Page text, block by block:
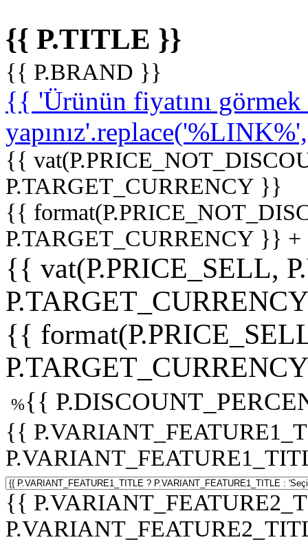
{{ P.TITLE }}
{{ P.BRAND }}
{{ 'Ürünün fiyatını
{{
P.TARGET_CURRENCY }}
{{
P.TARGET_CURRENCY }}
{{ vat(P.PRICE_SELL,
{{
%{{
{{
{{